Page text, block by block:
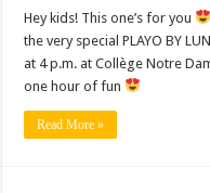
Hey kids! This one’s for you
the very special PLAYO BY
at 4 p.m. at Collège Notre
one hour of fun
Read More »